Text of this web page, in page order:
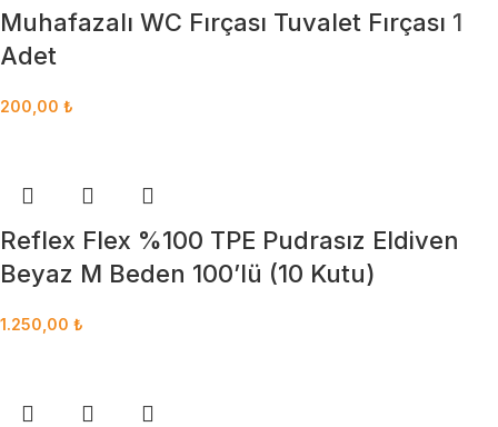
Muhafazalı WC Fırçası Tuvalet Fırçası 1
Adet
200,00 ₺
Reflex Flex %100 TPE Pudrasız Eldiven
Beyaz M Beden 100’lü (10 Kutu)
1.250,00 ₺